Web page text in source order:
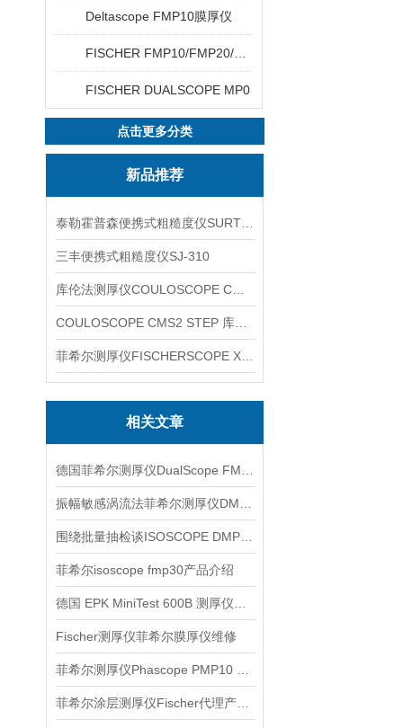
Deltascope FMP10膜厚仪
FISCHER DUALSCOPE MP0
点击更多分类
新品推荐
三丰便携式粗糙度仪SJ-310
相关文章
菲希尔isoscope fmp30产品介绍
Fischer测厚仪菲希尔膜厚仪维修